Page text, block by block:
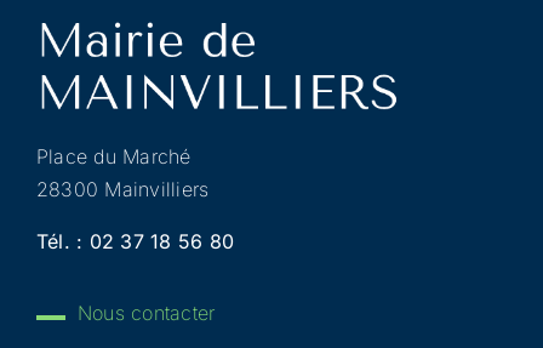
Place du Marché
28300 Mainvilliers
Tél. : 02 37 18 56 80
Nous contacter